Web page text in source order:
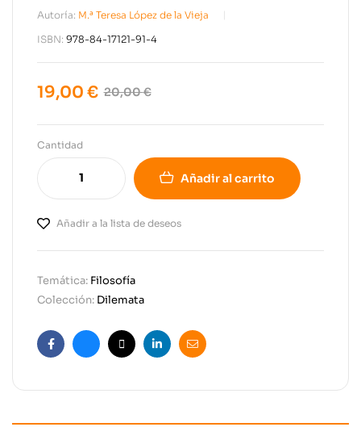
Autoría: M.ª Teresa López de la Vieja
ISBN: 978-84-17121-91-4
20,00€
19,00 €
Cantidad
Añadir al carrito
Añadir a la lista de deseos
Temática: Filosofía
Colección: Dilemata
FacebookBluesky
X Linkedin
Email